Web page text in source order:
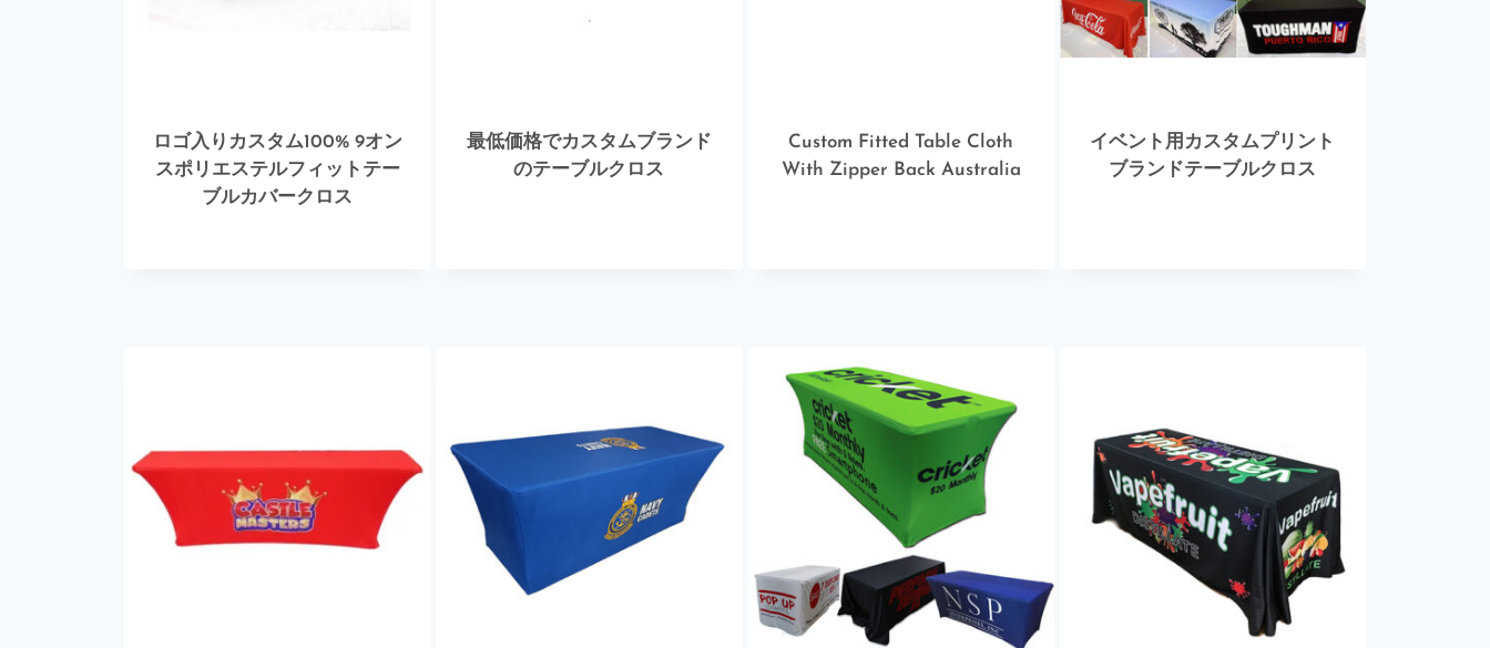
ロゴ入りカスタム100% 9オン
スポリエステルフィットテー
ブルカバークロス
最低価格でカスタムブランド
のテーブルクロス
Custom Fitted Table Cloth
With Zipper Back Australia
イベント用カスタムプリント
ブランドテーブルクロス